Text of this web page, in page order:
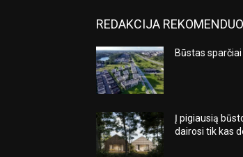
REDAKCIJA
Būstas
Į pigiausią
dairosi tik kas